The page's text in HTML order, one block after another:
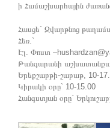
ի Համաշխարհային
Հասցե` Զվարթնոց
Հեռ.`
Էլ. Փոստ
Թանգարանի
Երեքշաբթի-շաբաթ, 10-
Կիրակի օրը` 10-15.00
Հանգստյան օրը`